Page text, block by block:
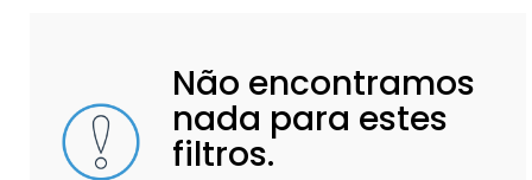
Não encontramos
nada para estes
filtros.